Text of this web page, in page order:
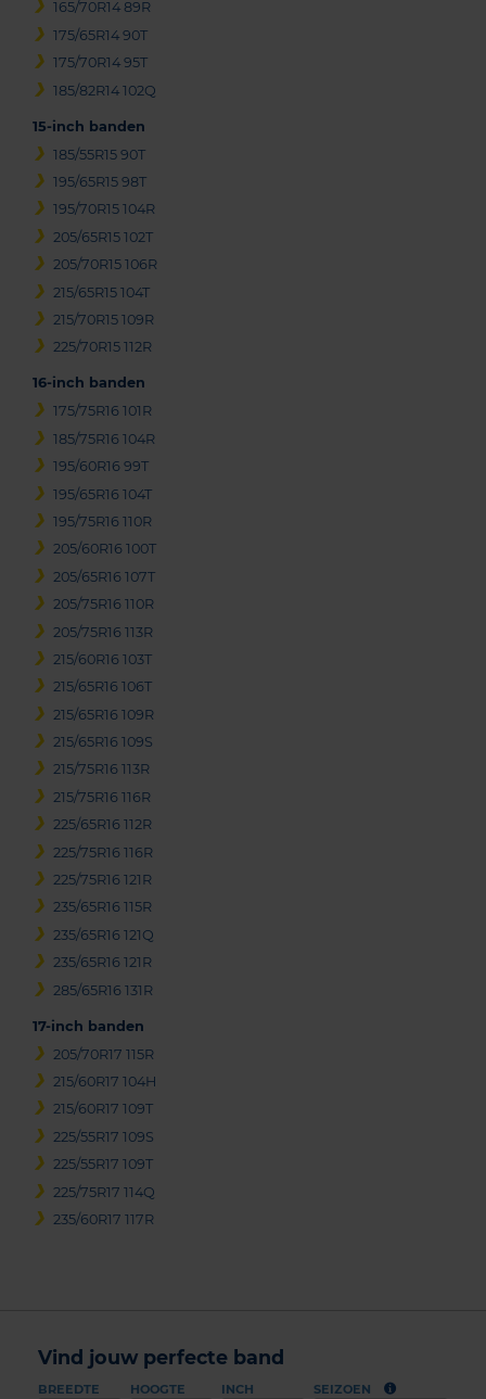
165/70R14 89R
175/65R14 90T
175/70R14 95T
185/82R14 102Q
15-inch banden
185/55R15 90T
195/65R15 98T
195/70R15 104R
205/65R15 102T
205/70R15 106R
215/65R15 104T
215/70R15 109R
225/70R15 112R
16-inch banden
175/75R16 101R
185/75R16 104R
195/60R16 99T
195/65R16 104T
195/75R16 110R
205/60R16 100T
205/65R16 107T
205/75R16 110R
205/75R16 113R
215/60R16 103T
215/65R16 106T
215/65R16 109R
215/65R16 109S
215/75R16 113R
215/75R16 116R
225/65R16 112R
225/75R16 116R
225/75R16 121R
235/65R16 115R
235/65R16 121Q
235/65R16 121R
285/65R16 131R
17-inch banden
205/70R17 115R
215/60R17 104H
215/60R17 109T
225/55R17 109S
225/55R17 109T
225/75R17 114Q
235/60R17 117R
Vind jouw perfecte band
BREEDTE HOOGTE INCH SEIZOEN